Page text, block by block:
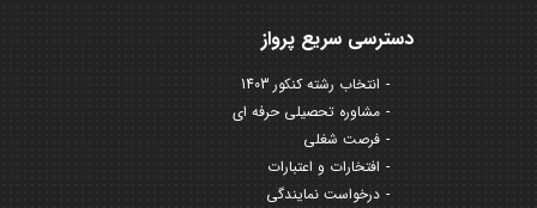
دسترسی سریع پرواز
انتخاب رشته کنکور 1403
مشاوره تحصیلی حرفه ای
فرصت شغلی
افتخارات و اعتبارات
درخواست نمایندگی